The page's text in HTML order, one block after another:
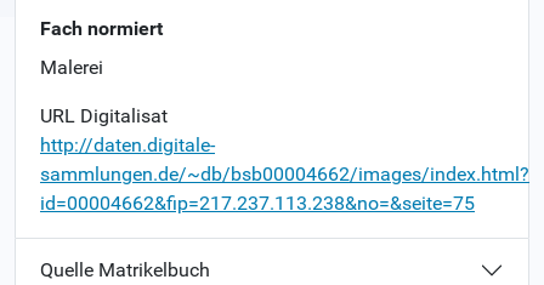
Fach normiert
Malerei
URL Digitalisat
http://daten.digitale-
sammlungen.de/~db/bsb00004662/images/index.html?
id=00004662&fip=217.237.113.238&no=&seite=75
Quelle Matrikelbuch